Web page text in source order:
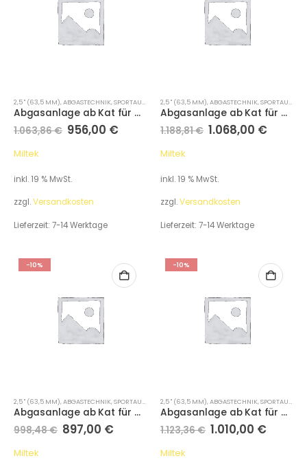
2,5 " (63,5 MM),ABGASTECHNIK,SPORTAUSPUFFANLAGEN
Abgasanlage ab Kat für Audi A1 1.4 TFSI S line 122PS (Variante: Cerakote Schwarze Endrohre)
1.063,86€ 956,00 €
Miltek
inkl. 19 % MwSt.
zzgl.Versandkosten
Lieferzeit: 7-14 Werktage
2,5 " (63,5 MM),ABGASTECHNIK,SPORTAUSPUFFANLAGEN
Abgasanlage ab Kat für Audi A1 1.4 TFSI S line 122PS (Variante: Cerakote Schwarze Endrohre)
1.188,81€ 1.068,00 €
Miltek
inkl. 19 % MwSt.
zzgl.Versandkosten
Lieferzeit: 7-14 Werktage
-10%
2,5 " (63,5 MM),ABGASTECHNIK,SPORTAUSPUFFANLAGEN
Abgasanlage ab Kat für Audi A1 1.4 TFSI S line 122PS (Variante: Polierte Endrohre)
998,48€ 897,00 €
Miltek
-10%
2,5 " (63,5 MM),ABGASTECHNIK,SPORTAUSPUFFANLAGEN
Abgasanlage ab Kat für Audi A1 1.4 TFSI S line 122PS (Variante: Polierte Endrohre)
1.123,36€ 1.010,00 €
Miltek